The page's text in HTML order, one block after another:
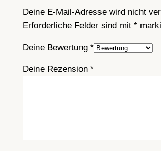
s
e
,
a
u
e
Deine E-Mail-Adresse wird nicht
Erforderliche Felder sind mit *
Deine Bewertung *
Deine Rezension *